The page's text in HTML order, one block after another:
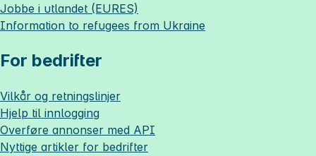
Jobbe i utlandet (EURES)
Information to refugees from Ukraine
For bedrifter
Vilkår og retningslinjer
Hjelp til innlogging
Overføre annonser med API
Nyttige artikler for bedrifter